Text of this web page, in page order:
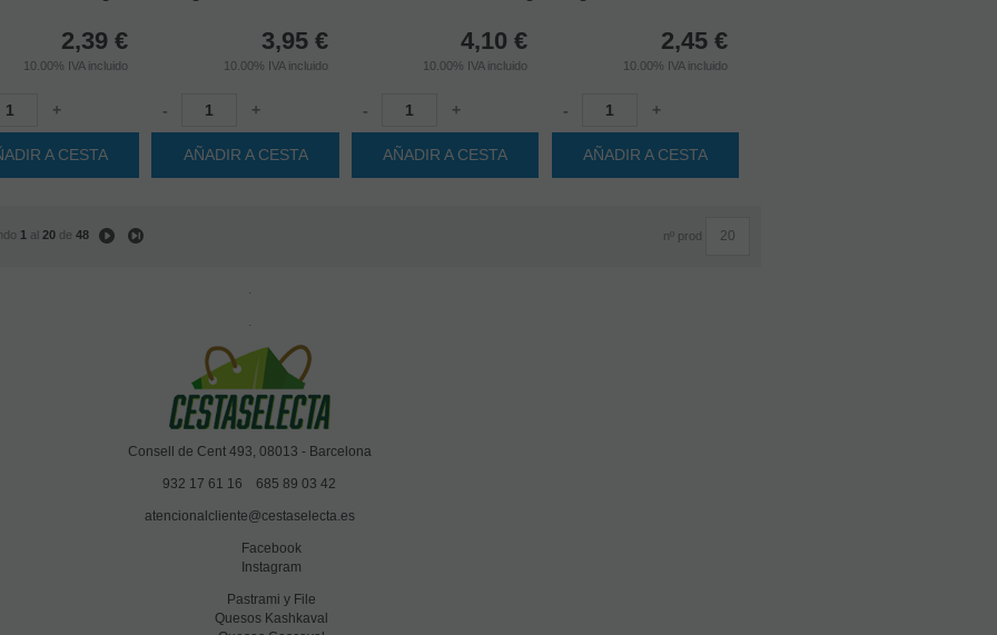
2,39 €
10.00% IVA incluido
+
A CESTA
3,95 €
10.00% IVA incluido
- +
AÑADIR A CESTA
4,10 €
10.00% IVA incluido
- +
AÑADIR A CESTA
2,45 €
10.00% IVA incluido
- +
AÑADIR A CESTA
1 al 20 de48 nº prod
.
.
Consell de Cent 493, 08013 - Barcelona
932 17 61 16 685 89 03 42
atencionalcliente@cestaselecta.es
Facebook
Instagram
Pastrami y File
Quesos Kashkaval